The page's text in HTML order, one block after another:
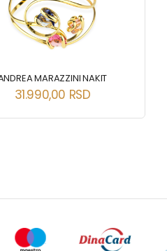
MARAZZINI NAKIT
31.990,00 RSD